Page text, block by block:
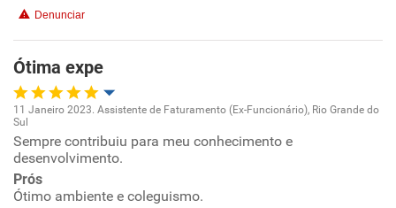
Benefícios
Recomenda esta empresa
Recomenda a diretoria
Denunciar
Ótima expe
Ambiente de trabalho
11 Janeiro 2023. Assistente de Faturamento (Ex-Funcionário), Rio Grande do
Sul
Sempre contribuiu para meu conhecimento e
desenvolvimento.
Prós
Ótimo ambiente e coleguismo.